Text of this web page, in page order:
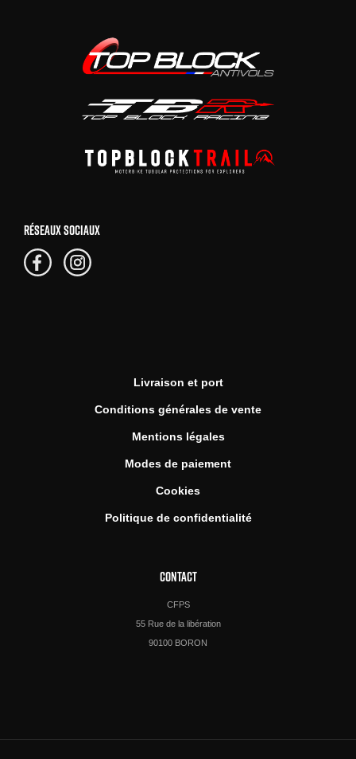
RÉSEAUX SOCIAUX
Livraison et port
Conditions générales de vente
Mentions légales
Modes de paiement
Cookies
Politique de confidentialité
CONTACT
CFPS
55 Rue de la libération
90100 BORON